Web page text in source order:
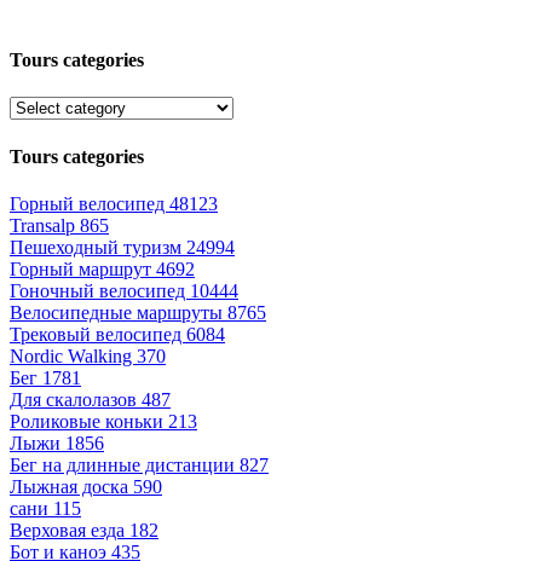
Tours categories
Tours categories
Горный велосипед 48123
Transalp 865
Пешеходный туризм 24994
Горный маршрут 4692
Гоночный велосипед 10444
Велосипедные маршруты 8765
Трековый велосипед 6084
Nordic Walking 370
Бег 1781
Для скалолазов 487
Роликовые коньки 213
Лыжи 1856
Бег на длинные дистанции 827
Лыжная доска 590
сани 115
Верховая езда 182
Бот и каноэ 435